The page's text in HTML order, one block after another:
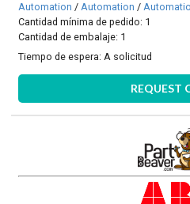
Automation /Automation /
Cantidad mínima de pedido: 1
Cantidad de embalaje: 1
Tiempo de espera:A solicitud
REQUEST